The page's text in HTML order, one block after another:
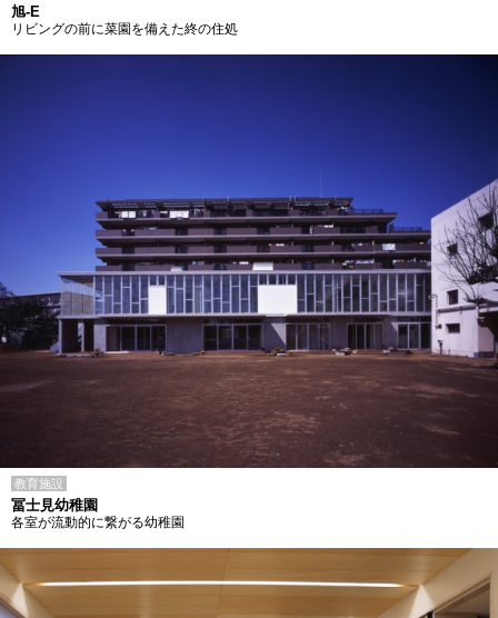
旭-E
リビングの前に菜園を備えた終の住処
教育施設
冨士見幼稚園
各室が流動的に繋がる幼稚園